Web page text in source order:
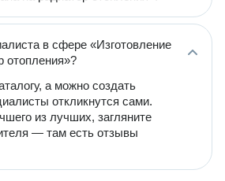
в сфере «Изготовление
отопления»?
а можно создать
откликнутся сами.
из лучших, загляните
— там есть отзывы